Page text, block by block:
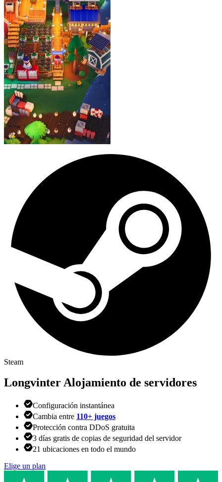
Steam
LongvinterAlojamiento de servidores
Configuración instantánea
Cambia entre 110+ juegos
Protección contra DDoS gratuita
3 días gratis de copias de seguridad del servidor
21 ubicaciones en todo el mundo
Elige un plan